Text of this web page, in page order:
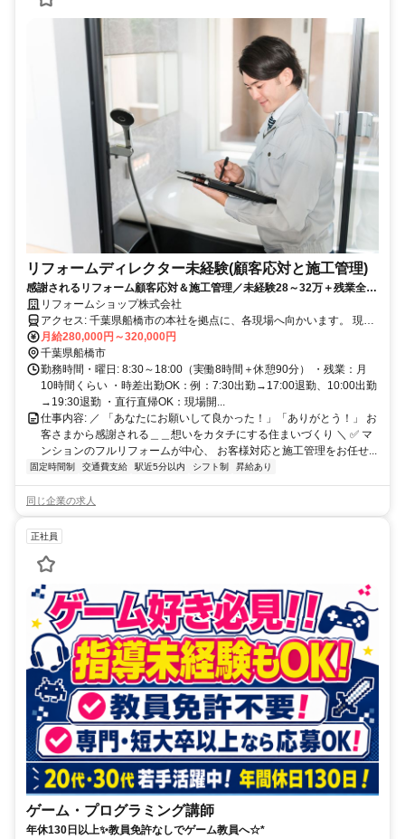
リフォームディレクター未経験(顧客応対と施工管理)
感謝されるリフォーム顧客応対＆施工管理／未経験28～32万＋残業全支
給／年120休日／時差出勤と直行直帰OK
リフォームショップ株式会社
アクセス: 千葉県船橋市の本社を拠点に、各現場へ向かいます。 現場
は千葉県北西部・東京都東部で担当エリアをお任せします。 ・転勤
なし ・現場への直行直帰OK（公共交通機関を利用） ・現場での開
始・終了時間がそのまま勤務時間となるため、無駄な移動が発生しに
くい働き方です！
月給280,000円～320,000円
千葉県船橋市
勤務時間・曜日: 8:30～18:00（実働8時間＋休憩90分） ・残業：月
10時間くらい ・時差出勤OK：例：7:30出勤→17:00退勤、10:00出勤
→19:30退勤 ・直行直帰OK：現場開...
仕事内容: ／ 「あなたにお願いして良かった！」「ありがとう！」 お
客さまから感謝される＿＿想いをカタチにする住まいづくり ＼ ✅ マ
ンションのフルリフォームが中心、 お客様対応と施工管理をお任せ...
固定時間制 交通費支給 駅近5分以内 シフト制 昇給あり
同じ企業の求人
正社員
ゲーム・プログラミング講師
年休130日以上✨教員免許なしでゲーム教員へ☆*